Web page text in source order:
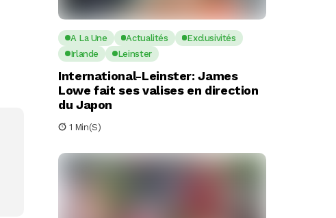
A La Une Actualités
Exclusivités
Irlande
Leinster
International-Leinster: James
Lowe fait ses valises en direction
du Japon
1 Min(s)